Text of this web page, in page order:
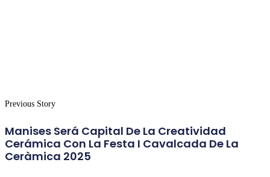
Previous Story
Manises Será Capital De La Creatividad
Cerámica Con La Festa I Cavalcada De La
Ceràmica 2025